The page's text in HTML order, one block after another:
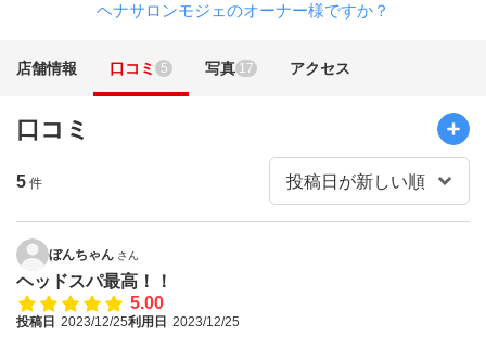
ヘナサロンモジェのオーナー様ですか？
店舗情報 口コミ 5 写真 17 アクセス
口コミ
5 件
ぼんちゃん さん
ヘッドスパ最高！！
5.00
投稿日 2023/12/25利用日 2023/12/25